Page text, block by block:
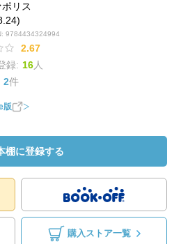
リス
9784434324994
2.67
録: 16人
2件
版
棚に登録する
購入ストア一覧